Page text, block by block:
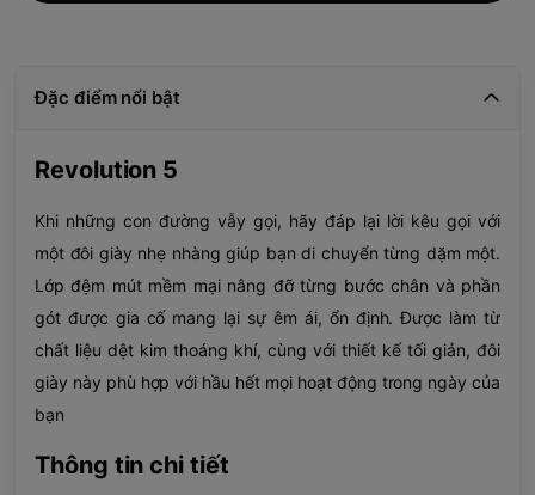
Đặc điểm nổi bật
Revolution 5
Khi những con đường vẫy gọi, hãy đáp lại lời kêu gọi với
một đôi giày nhẹ nhàng giúp bạn di chuyển từng dặm một.
Lớp đệm mút mềm mại nâng đỡ từng bước chân và phần
gót được gia cố mang lại sự êm ái, ổn định. Được làm từ
chất liệu dệt kim thoáng khí, cùng với thiết kế tối giản, đôi
giày này phù hợp với hầu hết mọi hoạt động trong ngày của
bạn
Thông tin chi tiết